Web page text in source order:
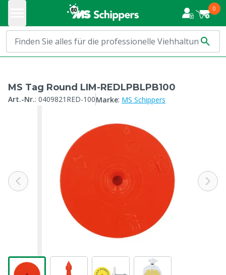
0
MS Tag Round LIM-REDLPBLPB100
Art.-Nr.: 0409821RED-100Marke: MS Schippers